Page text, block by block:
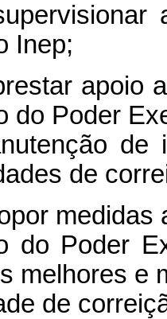
Inep;
apoio
do Poder
de
de
medidas
do Poder
melhores e
de